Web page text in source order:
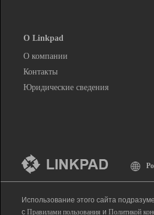
О Linkpad
О компании
Контакты
Юридические сведения
Использование этого сайта
с Правилами пользования и Политикой